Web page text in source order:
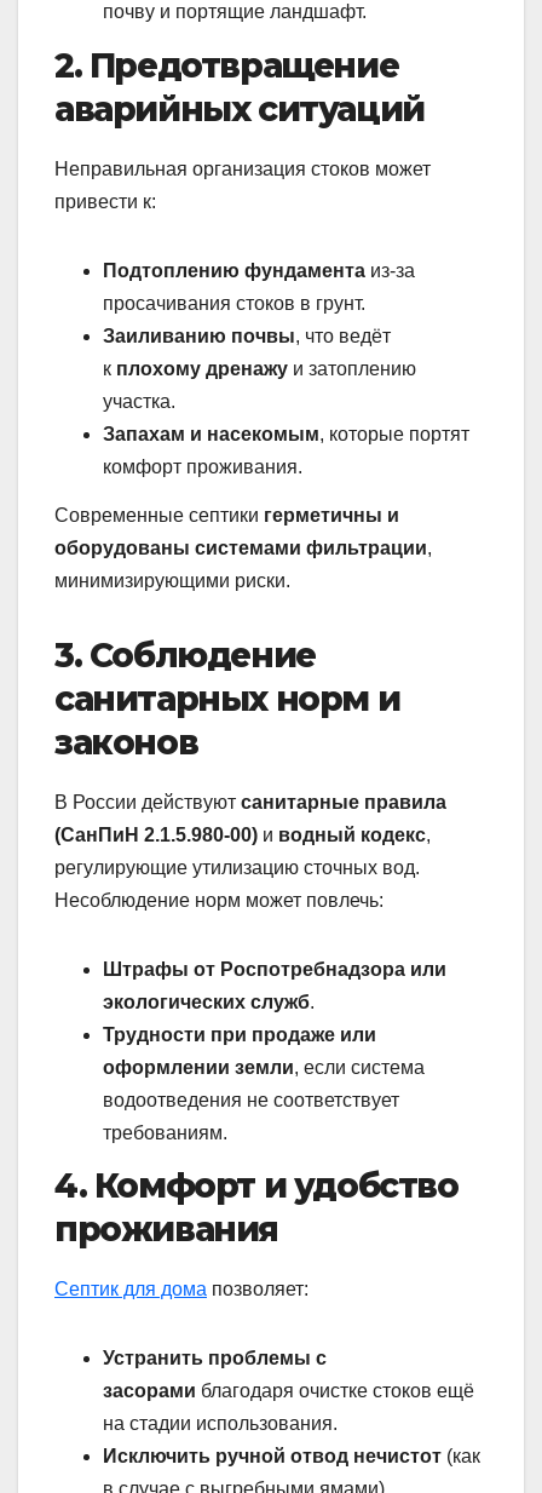
почву и портящие ландшафт.
2. Предотвращение
аварийных ситуаций
Неправильная организация стоков может
привести к:
Подтоплению фундамента из-за
просачивания стоков в грунт.
Заиливанию почвы, что ведёт
к плохому дренажу и затоплению
участка.
Запахам и насекомым, которые портят
комфорт проживания.
Современные септики герметичны и
оборудованы системами фильтрации,
минимизирующими риски.
3. Соблюдение
санитарных норм и
законов
В России действуют санитарные правила
(СанПиН 2.1.5.980-00) и водный кодекс,
регулирующие утилизацию сточных вод.
Несоблюдение норм может повлечь:
Штрафы от Роспотребнадзора или
экологических служб.
Трудности при продаже или
оформлении земли, если система
водоотведения не соответствует
требованиям.
4. Комфорт и удобство
проживания
Септик для дома позволяет:
Устранить проблемы с
засорами благодаря очистке стоков ещё
на стадии использования.
Исключить ручной отвод нечистот (как